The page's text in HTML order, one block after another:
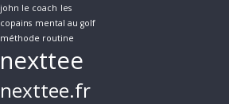
john le coach les
copains mental au golf
méthode routine
nexttee
nexttee.fr